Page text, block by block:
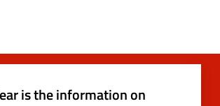
is the information on